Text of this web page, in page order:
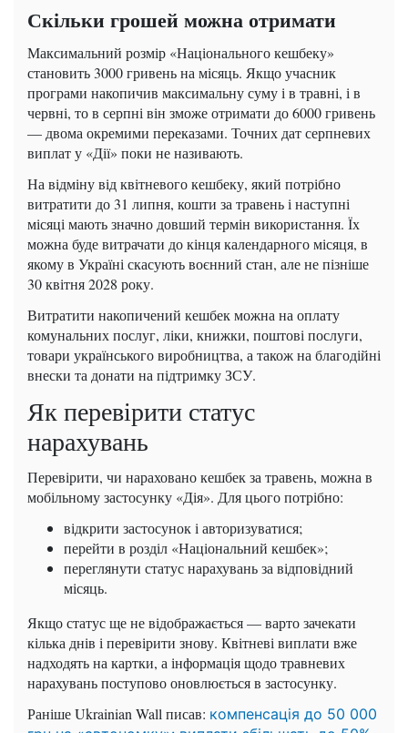
Скільки грошей можна отримати
Максимальний розмір «Національного кешбеку»
становить 3000 гривень на місяць. Якщо учасник
програми накопичив максимальну суму і в травні, і в
червні, то в серпні він зможе отримати до 6000 гривень
— двома окремими переказами. Точних дат серпневих
виплат у «Дії» поки не називають.
На відміну від квітневого кешбеку, який потрібно
витратити до 31 липня, кошти за травень і наступні
місяці мають значно довший термін використання. Їх
можна буде витрачати до кінця календарного місяця, в
якому в Україні скасують воєнний стан, але не пізніше
30 квітня 2028 року.
Витратити накопичений кешбек можна на оплату
комунальних послуг, ліки, книжки, поштові послуги,
товари українського виробництва, а також на благодійні
внески та донати на підтримку ЗСУ.
Як перевірити статус
нарахувань
Перевірити, чи нараховано кешбек за травень, можна в
мобільному застосунку «Дія». Для цього потрібно:
відкрити застосунок і авторизуватися;
перейти в розділ «Національний кешбек»;
переглянути статус нарахувань за відповідний
місяць.
Якщо статус ще не відображається — варто зачекати
кілька днів і перевірити знову. Квітневі виплати вже
надходять на картки, а інформація щодо травневих
нарахувань поступово оновлюється в застосунку.
Раніше Ukrainian Wall писав: компенсація до 50 000